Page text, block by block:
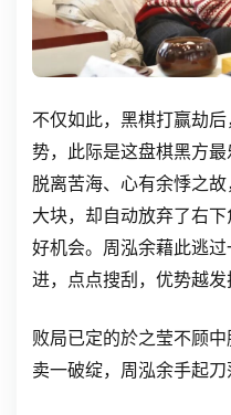
不仅如此，黑棋打赢劫
势，此际是这盘棋黑方
脱离苦海、心有余悸之
大块，却自动放弃了右
好机会。周泓余藉此逃
进，点点搜刮，优势越发
败局已定的於之莹不顾中
卖一破绽，周泓余手起刀